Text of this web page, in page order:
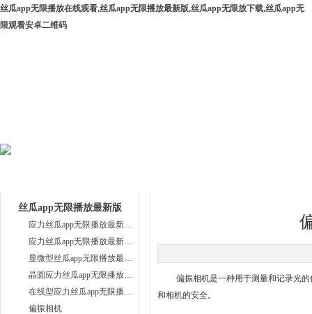
丝瓜app无限播放在线观看,丝瓜app无限播放最新版,丝瓜app无限放下载,丝瓜app无
限观看安卓二维码
丝瓜app无限播放最新版
应力丝瓜app无限播放最新版PA系列
应力丝瓜app无限播放最新版WPA系列
显微型丝瓜app无限播放最新版
晶圆应力丝瓜app无限播放最新版
在线型应力丝瓜app无限播放最新版
偏振相机
偏振相机是一种用于测量和记录光的偏
和相机的安全。